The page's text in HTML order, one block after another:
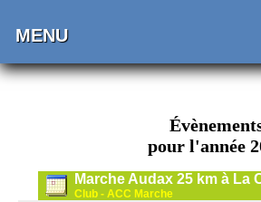
MENU
pour l'année
Marche Audax 25 km à La
Club - ACC Marche